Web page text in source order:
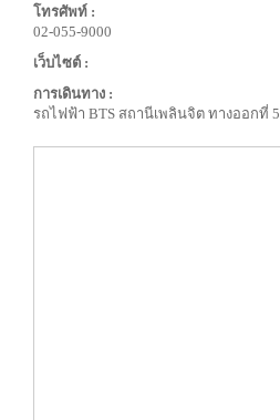
โทรศัพท์ :
02-055-9000
เว็บไซต์ :
การเดินทาง :
รถไฟฟ้า BTS สถานีเพลินจิต ทางออกที่ 5